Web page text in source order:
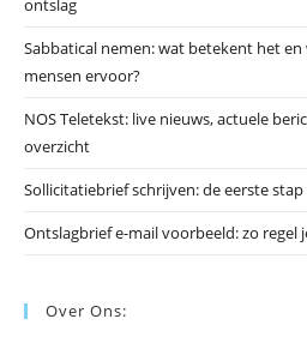
ontslag
Sabbatical nemen: wat betekent het
mensen ervoor?
NOS Teletekst: live nieuws, actuele
overzicht
Sollicitatiebrief schrijven: de eerste
Ontslagbrief e-mail voorbeeld: zo regel
Over Ons: